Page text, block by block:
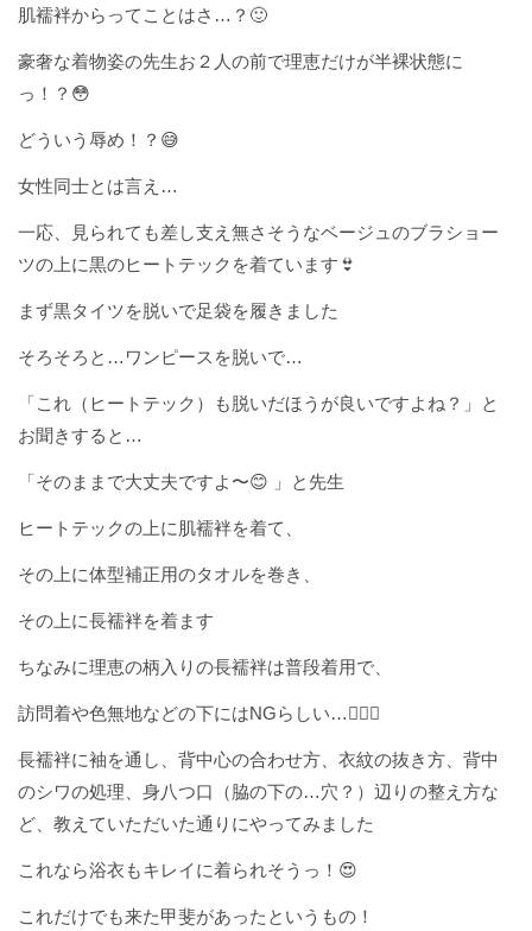
肌襦袢からってことはさ…？🙂
豪奢な着物姿の先生お２人の前で理恵だけが半裸状態に
っ！？😳
どういう辱め！？😅
女性同士とは言え…
一応、見られても差し支え無さそうなベージュのブラショー
ツの上に黒のヒートテックを着ています👙
まず黒タイツを脱いで足袋を履きました
そろそろと…ワンピースを脱いで…
「これ（ヒートテック）も脱いだほうが良いですよね？」と
お聞きすると…
「そのままで大丈夫ですよ〜😊 」と先生
ヒートテックの上に肌襦袢を着て、
その上に体型補正用のタオルを巻き、
その上に長襦袢を着ます
ちなみに理恵の柄入りの長襦袢は普段着用で、
訪問着や色無地などの下にはNGらしい…🙅🏻‍♀️
長襦袢に袖を通し、背中心の合わせ方、衣紋の抜き方、背中
のシワの処理、身八つ口（脇の下の…穴？）辺りの整え方な
ど、教えていただいた通りにやってみました
これなら浴衣もキレイに着られそうっ！😍
これだけでも来た甲斐があったというもの！